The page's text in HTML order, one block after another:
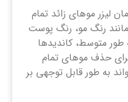
لیزر موهای زائد تمام
رنگ مو، رنگ پوست
متوسط، کاندیدها
6 تا 8 جلسه برای حذف موهای تمام
به طور قابل توجهی بر